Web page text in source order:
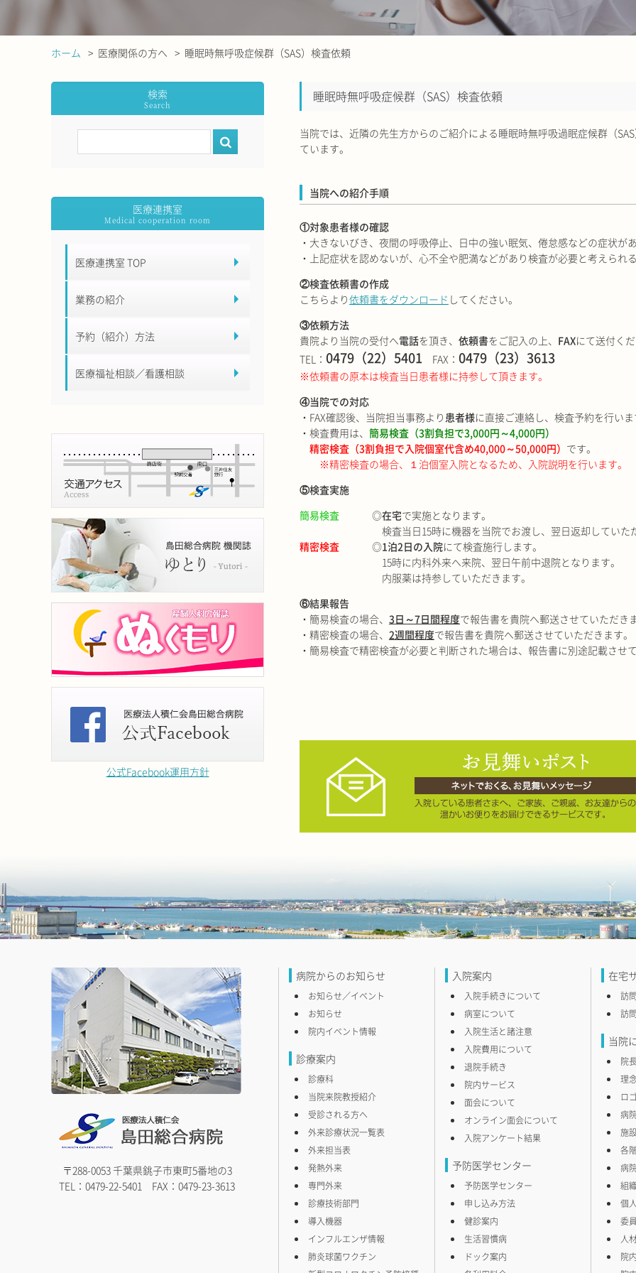
ホーム 医療関係の方へ 睡眠時無呼吸症候群（SAS）検査依頼
睡眠時無呼吸症候群（SAS）検査依頼
当院では、近隣の先生方からのご紹介による睡眠時無呼吸過眠症候群（
ています。
当院への紹介手順
①対象患者様の確認
・大きないびき、夜間の呼吸停止、日中の強い眠気、倦怠感などの症状が
・上記症状を認めないが、心不全や肥満などがあり検査が必要と考えられ
②検査依頼書の作成
こちらより依頼書をダウンロード してください。
③依頼方法
貴院より当院の受付へ電話を頂き、 依頼書をご記入の上、 FAXにて送付くだ
TEL： 0479（22）5401 FAX： 0479（23）3613
※依頼書の原本は検査当日患者様に持参して頂きます。
④当院での対応
・FAX確認後、当院担当事務より 患者様に直接ご連絡し、検査予約を行いま
・検査費用は、 簡易検査（3割負担で3,000円～4,000円）
精密検査（3割負担で入院個室代含め40,000～50,000円） です。
※精密検査の場合、１泊個室入院となるため、入院説明を行います。
⑤検査実施
簡易検査
◎在宅で実施となります。
検査当日15時に機器を当院でお渡し、翌日返却していた
精密検査
◎1泊2日の入院にて検査施行します。
15時に内科外来へ来院、翌日午前中退院となります。
内服薬は持参していただきます。
⑥結果報告
・簡易検査の場合、 3日～7日間程度で報告書を貴院へ郵送させていただきま
・精密検査の場合、 2週間程度で報告書を貴院へ郵送させていただきます。
・簡易検査で精密検査が必要と判断された場合は、報告書に別途記載させ
検索
医療連携室
医療連携室 TOP
業務の紹介
予約（紹介）方法
医療福祉相談／看護相談
公式Facebook運用方針
〒288-0053 千葉県銚子市東町5番地の3
TEL：0479-22-5401 FAX：0479-23-3613
病院からのお知らせ
お知らせ／イベント
お知らせ
院内イベント情報
診療案内
診療科
当院来院教授紹介
受診される方へ
外来診療状況一覧表
外来担当表
発熱外来
専門外来
診療技術部門
導入機器
インフルエンザ情報
肺炎球菌ワクチン
入院案内
入院手続きについて
病室について
入院生活と諸注意
入院費用について
退院手続き
院内サービス
面会について
オンライン面会について
入院アンケート結果
予防医学センター
予防医学センター
申し込み方法
健診案内
生活習慣病
ドック案内
在宅
訪
訪
当院
院
理
ロ
病
施
各
病
組
個
委
人
院